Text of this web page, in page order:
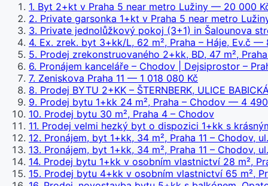
1. Byt 2+kt v Praha 5 near metro Lužiny — 20 000
2. Private garsonka 1+kt v Praha 5 near metro
3. Private jednolůžkový pokoj (3+1) in Šalounova
4. Ex. zrek. byt 3+kk/L, 62 m², Praha – Háje, Ev.č —
5. Prodej zrekonstruovaného 2+kk, BD, 47 m²,
6. Pronájem kanceláře – Chodov | Dejsiprostor –
7. Zeniskova Praha 11 — 1 018 080 Kč
8. Prodej BYTU 2+KK – ŠTERNBERK, ULICE
9. Prodej bytu 1+kk 24 m², Praha – Chodov — 4
10. Prodej bytu 30 m², Praha 4 – Chodov
11. Prodej velmi hezký byt o dispozici 1+kk s
12. Pronájem, byt 1+kk, 34 m², Praha 11 – Chodov,
13. Pronájem, byt 1+kk, 34 m², Praha 11 – Chodov,
14. Prodej bytu 1+kk v osobním vlastnictví 28 m²,
15. Prodej bytu 4+kk v osobním vlastnictví 65 m²,